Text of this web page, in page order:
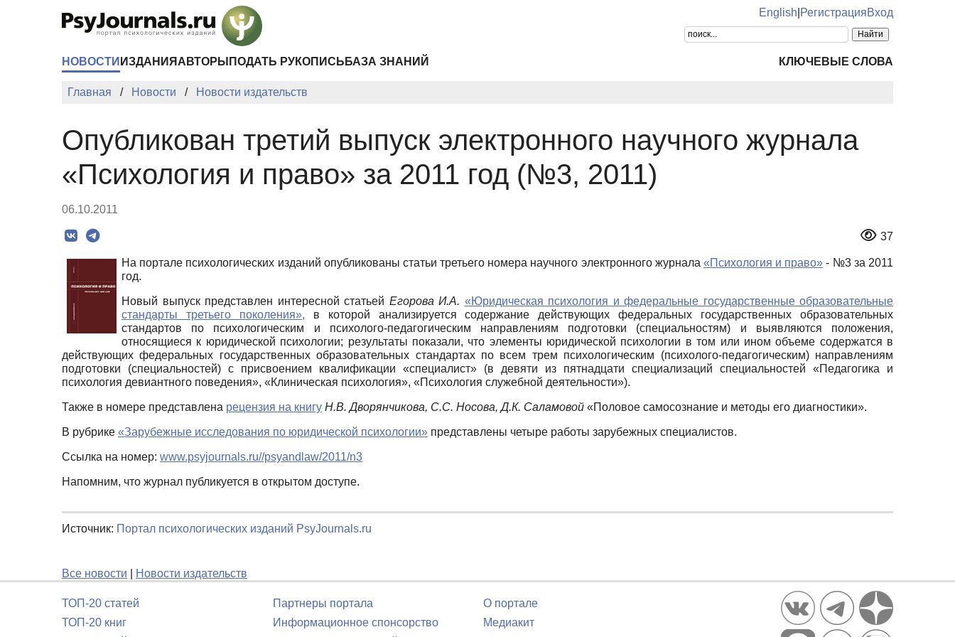
English РегистрацияВход
НОВОСТИ ИЗДАНИЯ АВТОРЫ ПОДАТЬ РУКОПИСЬ БАЗА ЗНАНИЙ КЛЮЧЕВЫЕ СЛОВА
Главная Новости Новости издательств
Опубликован третий выпуск электронного научного журнала
«Психология и право» за 2011 год (№3, 2011)
06.10.2011
37
На портале психологических изданий опубликованы статьи третьего номера научного электронного журнала «Психология и право» - №3 за 2011
год.
Новый выпуск представлен интересной статьей Егорова И.А. «Юридическая психология и федеральные государственные образовательные
стандарты третьего поколения», в которой анализируется содержание действующих федеральных государственных образовательных
стандартов по психологическим и психолого-педагогическим направлениям подготовки (специальностям) и выявляются положения,
относящиеся к юридической психологии; результаты показали, что элементы юридической психологии в том или ином объеме содержатся в
действующих федеральных государственных образовательных стандартах по всем трем психологическим (психолого-педагогическим) направлениям
подготовки (специальностей) с присвоением квалификации «специалист» (в девяти из пятнадцати специализаций специальностей «Педагогика и
психология девиантного поведения», «Клиническая психология», «Психология служебной деятельности»).
Также в номере представлена рецензия на книгу Н.В. Дворянчикова, С.С. Носова, Д.К. Саламовой «Половое самосознание и методы его диагностики».
В рубрике «Зарубежные исследования по юридической психологии» представлены четыре работы зарубежных специалистов.
Ссылка на номер: www.psyjournals.ru//psyandlaw/2011/n3
Напомним, что журнал публикуется в открытом доступе.
Источник: Портал психологических изданий PsyJournals.ru
Все новости Новости издательств
ТОП-20 статей
ТОП-20 книг
Партнеры портала
Информационное спонсорство
О портале
Медиакит